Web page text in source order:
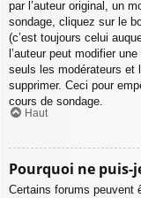
par l’auteur original, un
sondage, cliquez sur le
(c’est toujours celui
l’auteur peut modifier
seuls les modérateurs et
supprimer. Ceci pour
cours de sondage.
Haut
Pourquoi ne puis-
Certains forums peuvent